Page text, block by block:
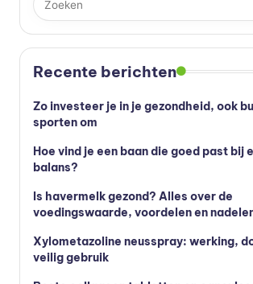
u
p
p
m
e
n
t
n
e
Recente berichten
Zo investeer je in je gezondheid, ook
sporten om
Hoe vind je een baan die goed past bij
balans?
Is havermelk gezond? Alles over de
voedingswaarde, voordelen en
Xylometazoline neusspray: werking,
veilig gebruik